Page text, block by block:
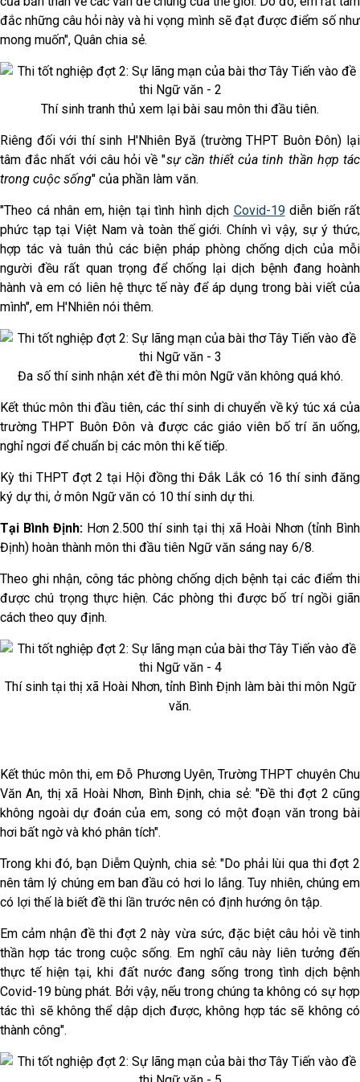
đắc những câu hỏi này và hi vọng mình sẽ đạt được điểm số như
mong muốn", Quân chia sẻ.
Thí sinh tranh thủ xem lại bài sau môn thi đầu tiên.
Riêng đối với thí sinh H'Nhiên Byă (trường THPT Buôn Đôn) lại
tâm đắc nhất với câu hỏi về "sự cần thiết của tinh thần hợp tác
trong cuộc sống" của phần làm văn.
"Theo cá nhân em, hiện tại tình hình dịch Covid-19diễn biến rất
phức tạp tại Việt Nam và toàn thế giới. Chính vì vậy, sự ý thức,
hợp tác và tuân thủ các biện pháp phòng chống dịch của mỗi
người đều rất quan trọng để chống lại dịch bệnh đang hoành
hành và em có liên hệ thực tế này để áp dụng trong bài viết của
mình", em H'Nhiên nói thêm.
Đa số thí sinh nhận xét đề thi môn Ngữ văn không quá khó.
Kết thúc môn thi đầu tiên, các thí sinh di chuyển về ký túc xá của
trường THPT Buôn Đôn và được các giáo viên bố trí ăn uống,
nghỉ ngơi để chuẩn bị các môn thi kế tiếp.
Kỳ thi THPT đợt 2 tại Hội đồng thi Đắk Lắk có 16 thí sinh đăng
ký dự thi, ở môn Ngữ văn có 10 thí sinh dự thi.
Tại Bình Định: Hơn 2.500 thí sinh tại thị xã Hoài Nhơn (tỉnh Bình
Định) hoàn thành môn thi đầu tiên Ngữ văn sáng nay 6/8.
Theo ghi nhận, công tác phòng chống dịch bệnh tại các điểm thi
được chú trọng thực hiện. Các phòng thi được bố trí ngồi giãn
cách theo quy định.
Thí sinh tại thị xã Hoài Nhơn, tỉnh Bình Định làm bài thi môn Ngữ
văn.
Kết thúc môn thi, em Đỗ Phương Uyên, Trường THPT chuyên Chu
Văn An, thị xã Hoài Nhơn, Bình Định, chia sẻ: "Đề thi đợt 2 cũng
không ngoài dự đoán của em, song có một đoạn văn trong bài
hơi bất ngờ và khó phân tích".
Trong khi đó, bạn Diễm Quỳnh, chia sẻ: "Do phải lùi qua thi đợt 2
nên tâm lý chúng em ban đầu có hơi lo lắng. Tuy nhiên, chúng em
có lợi thế là biết đề thi lần trước nên có định hướng ôn tập.
Em cảm nhận đề thi đợt 2 này vừa sức, đặc biệt câu hỏi về tinh
thần hợp tác trong cuộc sống. Em nghĩ câu này liên tưởng đến
thực tế hiện tại, khi đất nước đang sống trong tình dịch bệnh
Covid-19 bùng phát. Bởi vậy, nếu trong chúng ta không có sự hợp
tác thì sẽ không thể dập dịch được, không hợp tác sẽ không có
thành công".